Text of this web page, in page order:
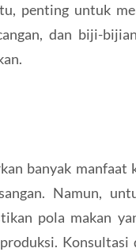
penting untuk
dan biji-
banyak manfaat
Namun,
pola makan